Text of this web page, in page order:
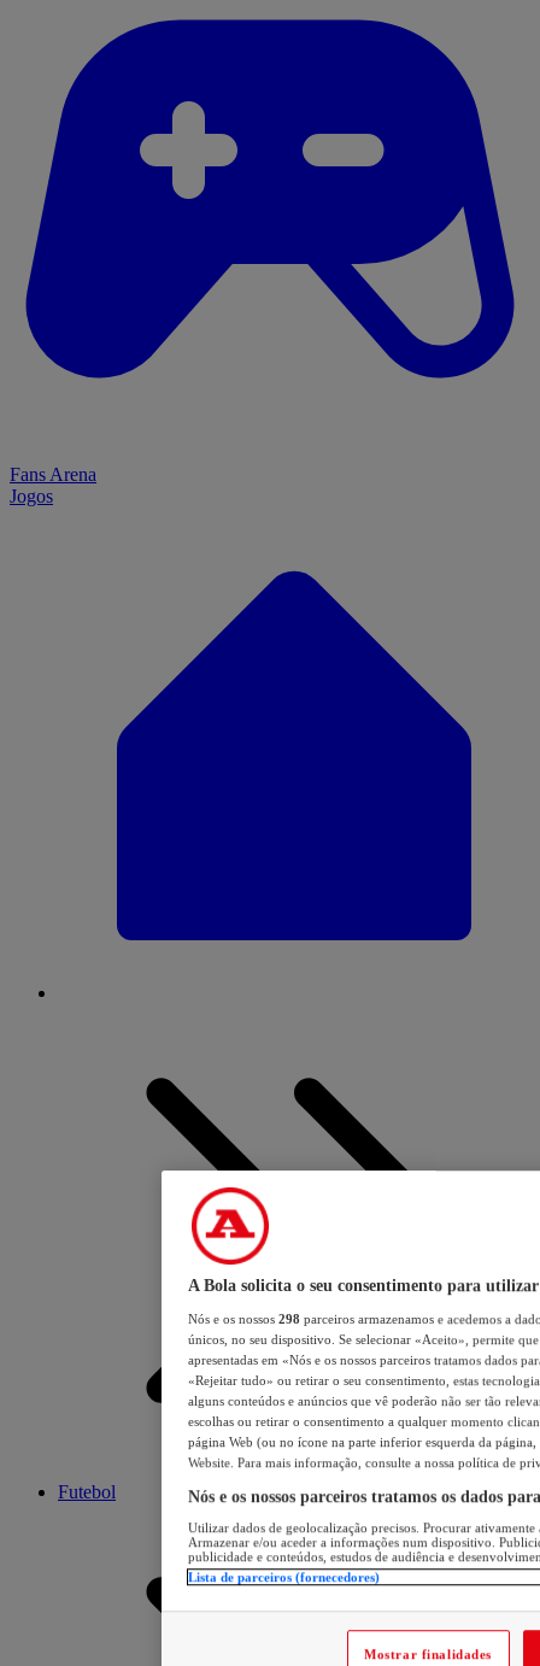
Fans Arena
Jogos
Futebol
A Bola solicita o seu consentimento para utilizar
Nós e os nossos 298 parceiros armazenamos e acedemos a
únicos, no seu dispositivo. Se selecionar «Aceito», permite
apresentadas em «Nós e os nossos parceiros tratamos dados
«Rejeitar tudo» ou retirar o seu consentimento, estas
alguns conteúdos e anúncios que vê poderão não ser tão
escolhas ou retirar o consentimento a qualquer momento
página Web (ou no ícone na parte inferior esquerda da página,
Website. Para mais informação, consulte a nossa política de
Nós e os nossos parceiros tratamos os dados
Utilizar dados de geolocalização precisos. Procurar
Armazenar e/ou aceder a informações num dispositivo.
publicidade e conteúdos, estudos de audiência e
Lista de parceiros (fornecedores)
Mostrar finalidades